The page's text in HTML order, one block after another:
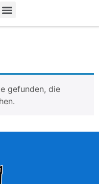
gefunden, die